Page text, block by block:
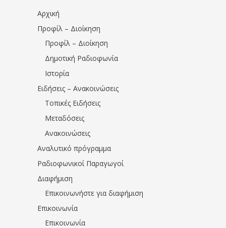
Αρχική
Προφίλ – Διοίκηση
Προφίλ – Διοίκηση
Δημοτική Ραδιοφωνία
Ιστορία
Ειδήσεις – Ανακοινώσεις
Τοπικές Ειδήσεις
Μεταδόσεις
Ανακοινώσεις
Αναλυτικό πρόγραμμα
Ραδιοφωνικοί Παραγωγοί
Διαφήμιση
Επικοινωνήστε για διαφήμιση
Επικοινωνία
Επικοινωνία